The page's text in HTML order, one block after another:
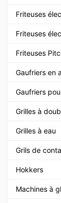
Friteuses
Friteuses
Friteuses
Gaufriers en
Gaufriers
Grilles à
Grilles à eau
Grils de
Hokkers
Machines à